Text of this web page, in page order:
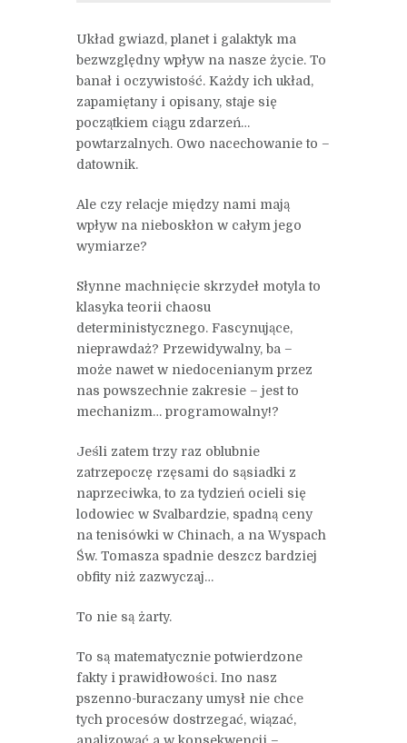
Układ gwiazd, planet i galaktyk ma
bezwzględny wpływ na nasze życie. To
banał i oczywistość. Każdy ich układ,
zapamiętany i opisany, staje się
początkiem ciągu zdarzeń…
powtarzalnych. Owo nacechowanie to –
datownik.
Ale czy relacje między nami mają
wpływ na nieboskłon w całym jego
wymiarze?
Słynne machnięcie skrzydeł motyla to
klasyka teorii chaosu
deterministycznego. Fascynujące,
nieprawdaż? Przewidywalny, ba –
może nawet w niedocenianym przez
nas powszechnie zakresie – jest to
mechanizm… programowalny!?
Jeśli zatem trzy raz oblubnie
zatrzepoczę rzęsami do sąsiadki z
naprzeciwka, to za tydzień ocieli się
lodowiec w Svalbardzie, spadną ceny
na tenisówki w Chinach, a na Wyspach
Św. Tomasza spadnie deszcz bardziej
obfity niż zazwyczaj…
To nie są żarty.
To są matematycznie potwierdzone
fakty i prawidłowości. Ino nasz
pszenno-buraczany umysł nie chce
tych procesów dostrzegać, wiązać,